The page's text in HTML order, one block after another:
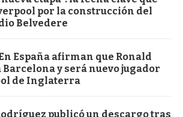
por la construcción del
Belvedere
España afirman que Ronald
Barcelona y será nuevo jugador
de Inglaterra
publicó un descargo tras